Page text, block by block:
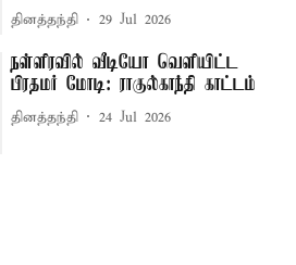
தினத்தந்தி 29 Jul 2026
நள்ளிரவில் வீடியோ வெளியிட்ட
பிரதமர் மோடி: ராகுல்காந்தி காட்டம்
தினத்தந்தி 24 Jul 2026